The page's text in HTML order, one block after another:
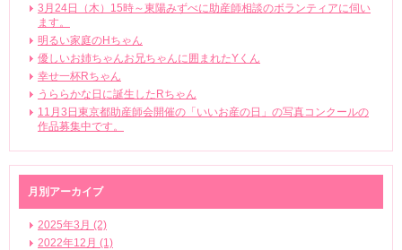
3月24日（木）15時～東陽みずべに助産師相談のボランティアに伺い
ます。
明るい家庭のHちゃん
優しいお姉ちゃんお兄ちゃんに囲まれたYくん
幸せ一杯Rちゃん
うららかな日に誕生したRちゃん
11月3日東京都助産師会開催の「いいお産の日」の写真コンクールの
作品募集中です。
月別アーカイブ
2025年3月 (2)
2022年12月 (1)